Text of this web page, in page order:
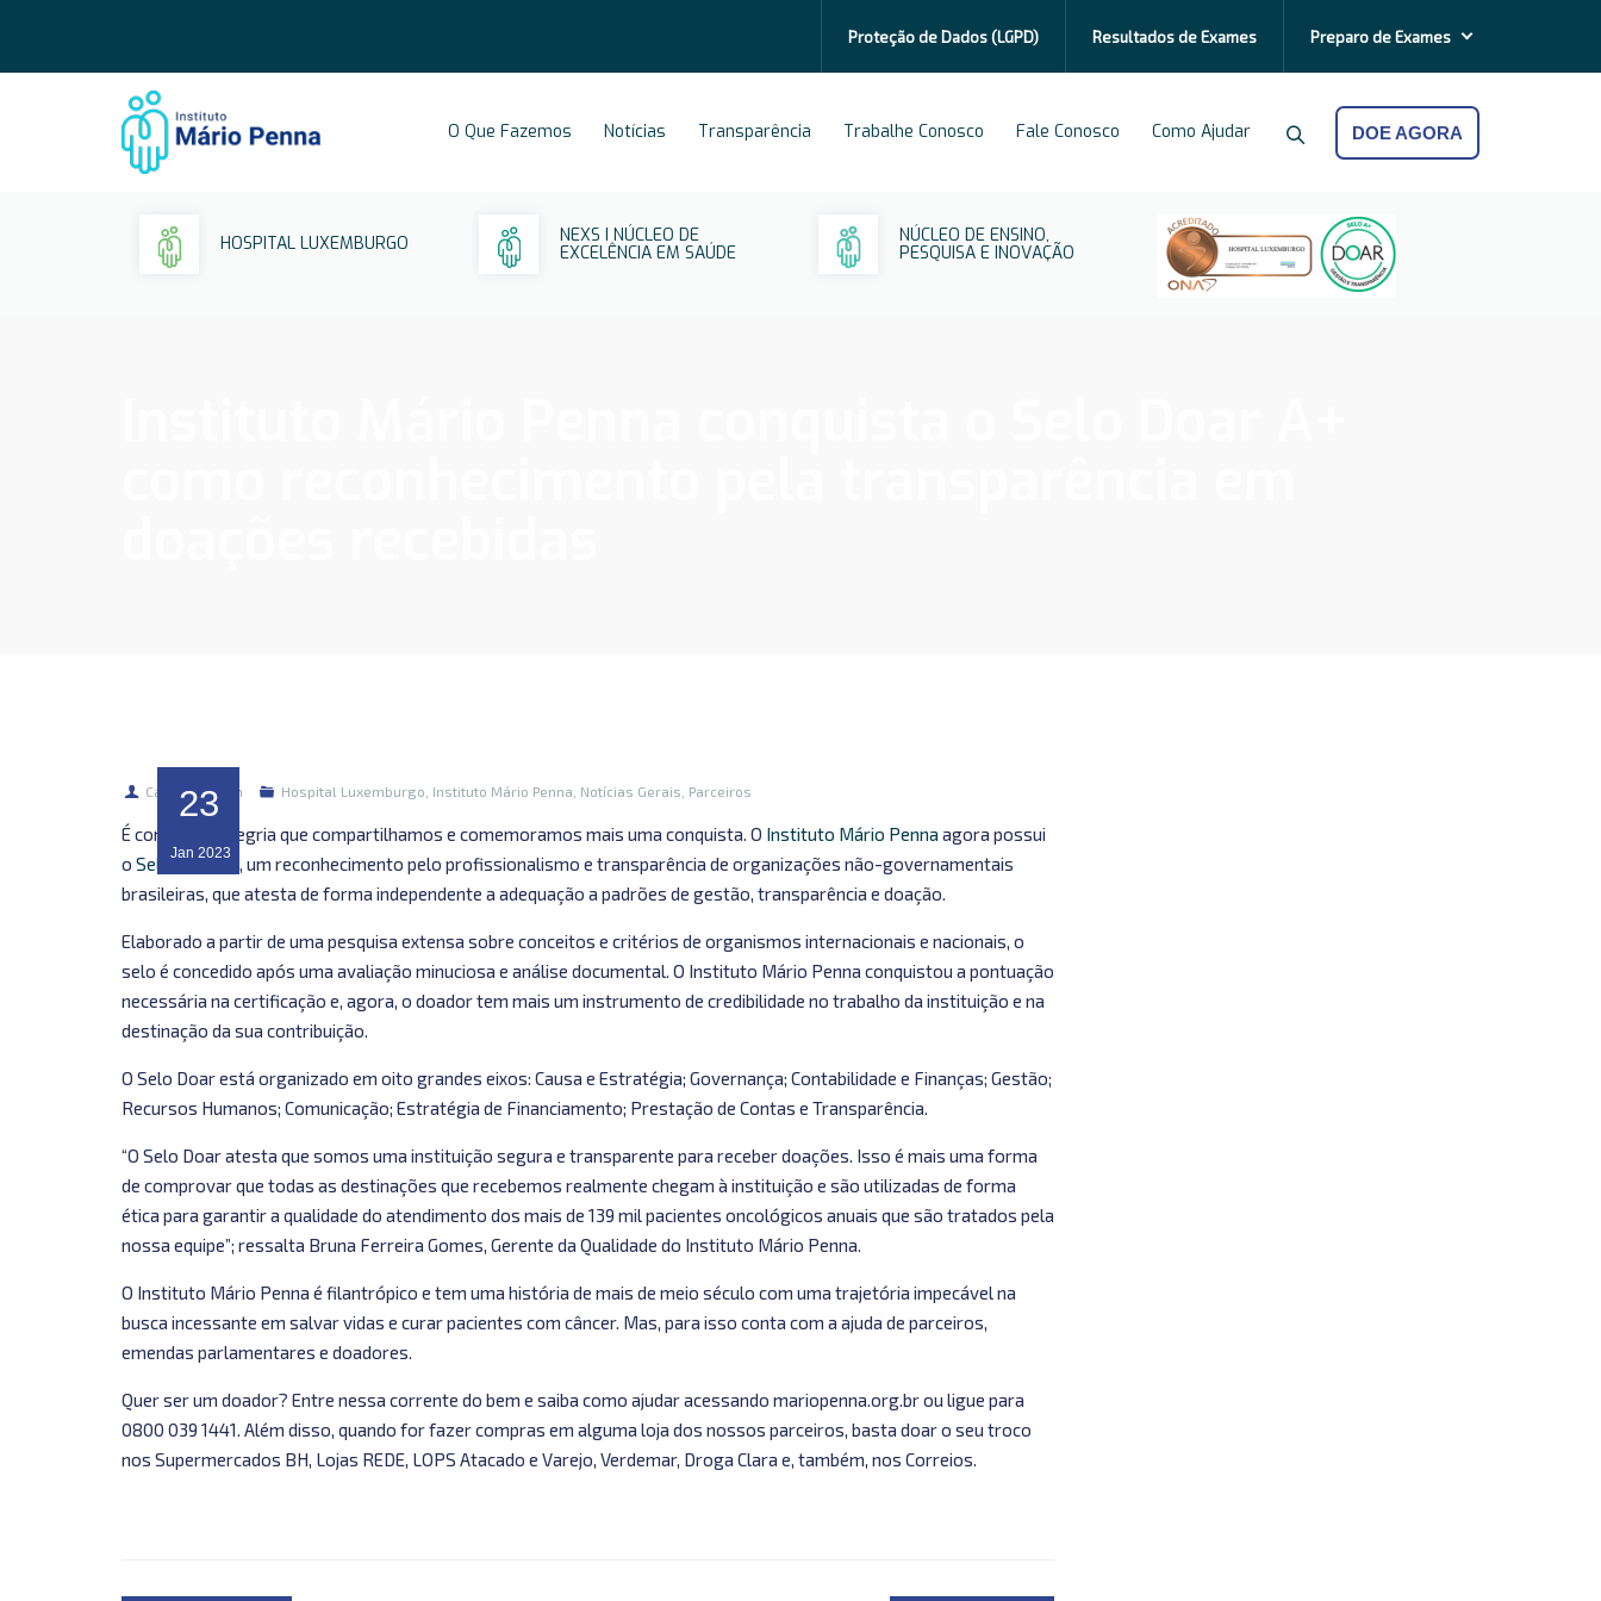
Proteção de Dados(LGPD) Resultados deExames Preparo deExames
DOE AGORA
O Que Fazemos Notícias Transparência Trabalhe Conosco Fale Conosco Como Ajudar
HOSPITAL LUXEMBURGO NEXS I NÚCLEO DE
EXCELÊNCIA EM SAÚDE
NÚCLEO DE ENSINO,
PESQUISA E INOVAÇÃO
23
Jan 2023
Carolina Farah Hospital Luxemburgo Instituto Mário Penna Notícias Gerais Parceiros
É com muita alegria que compartilhamos e comemoramos mais uma conquista. O Instituto Mário Penna agora possui
o Selo Doar A+ , um reconhecimento pelo profissionalismo e transparência de organizações não-governamentais
brasileiras, que atesta de forma independente a adequação a padrões de gestão, transparência e doação.
Elaborado a partir de uma pesquisa extensa sobre conceitos e critérios de organismos internacionais e nacionais, o
selo é concedido após uma avaliação minuciosa e análise documental. O Instituto Mário Penna conquistou a pontuação
necessária na certificação e, agora, o doador tem mais um instrumento de credibilidade no trabalho da instituição e na
destinação da sua contribuição.
O Selo Doar está organizado em oito grandes eixos: Causa e Estratégia; Governança; Contabilidade e Finanças; Gestão;
Recursos Humanos; Comunicação; Estratégia de Financiamento; Prestação de Contas e Transparência.
“O Selo Doar atesta que somos uma instituição segura e transparente para receber doações. Isso é mais uma forma
de comprovar que todas as destinações que recebemos realmente chegam à instituição e são utilizadas de forma
ética para garantir a qualidade do atendimento dos mais de 139 mil pacientes oncológicos anuais que são tratados pela
nossa equipe”; ressalta Bruna Ferreira Gomes, Gerente da Qualidade do Instituto Mário Penna.
O Instituto Mário Penna é filantrópico e tem uma história de mais de meio século com uma trajetória impecável na
busca incessante em salvar vidas e curar pacientes com câncer. Mas, para isso conta com a ajuda de parceiros,
emendas parlamentares e doadores.
Quer ser um doador? Entre nessa corrente do bem e saiba como ajudar acessando mariopenna.org.br ou ligue para
0800 039 1441. Além disso, quando for fazer compras em alguma loja dos nossos parceiros, basta doar o seu troco
nos Supermercados BH, Lojas REDE, LOPS Atacado e Varejo, Verdemar, Droga Clara e, também, nos Correios.